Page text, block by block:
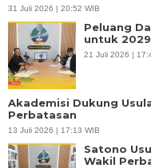
31 Juli 2026 | 20:52 WIB
Peluang
untuk 2029
21 Juli 2026 |
Akademisi Dukung
Perbatasan
13 Juli 2026 | 17:13 WIB
Satono
Wakil